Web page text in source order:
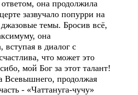
она продолжила
зазвучало попурри на
темы. Бросив всё,
она
вступая в диалог с
что может это
мой Бог за этот талант!
Всевышнего, продолжая
- «Чаттануга-чучу»